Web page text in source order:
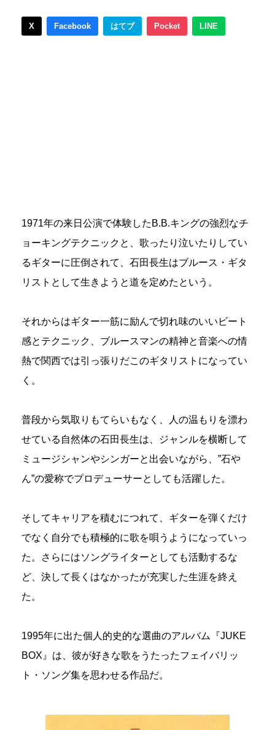
X Facebook はてブ Pocket LINE
1971年の来日公演で体験したB.B.キングの強烈なチ
ョーキングテクニックと、歌ったり泣いたりしてい
るギターに圧倒されて、石田長生はブルース・ギタ
リストとして生きようと道を定めたという。
それからはギター一筋に励んで切れ味のいいビート
感とテクニック、ブルースマンの精神と音楽への情
熱で関西では引っ張りだこのギタリストになってい
く。
普段から気取りもてらいもなく、人の温もりを漂わ
せている自然体の石田長生は、ジャンルを横断して
ミュージシャンやシンガーと出会いながら、”石や
ん”の愛称でプロデューサーとしても活躍した。
そしてキャリアを積むにつれて、ギターを弾くだけ
でなく自分でも積極的に歌を唄うようになっていっ
た。さらにはソングライターとしても活動するな
ど、決して長くはなかったが充実した生涯を終え
た。
1995年に出た個人的史的な選曲のアルバム『JUKE
BOX』は、彼が好きな歌をうたったフェイバリッ
ト・ソング集を思わせる作品だ。